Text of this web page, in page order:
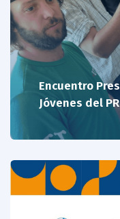
Encuentro
Jóvenes del